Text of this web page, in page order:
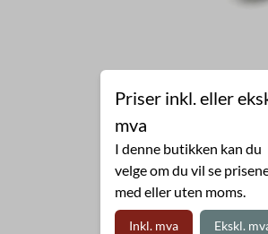
Priser inkl. eller
mva
I denne butikken kan du
velge om du vil se
med eller uten moms.
Inkl. mva Ekskl.